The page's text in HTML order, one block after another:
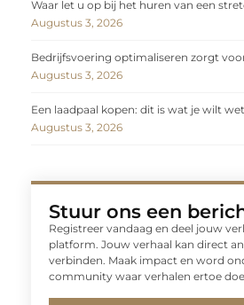
Waar let u op bij het huren van een
Augustus 3, 2026
Bedrijfsvoering optimaliseren zorgt
Augustus 3, 2026
Een laadpaal kopen: dit is wat je wilt
Augustus 3, 2026
Stuur ons een
Registreer vandaag en deel jouw
platform. Jouw verhaal kan direct
verbinden. Maak impact en word
community waar verhalen ertoe